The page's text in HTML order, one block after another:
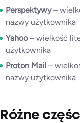
Perspektywy–
nazwy użytkownika
Yahoo– wielkość
użytkownika
Proton Mail –
nazwy użytkownika
Różne